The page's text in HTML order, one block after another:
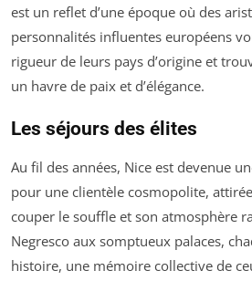
est un reflet d’une époque où des
personnalités influentes européens
rigueur de leurs pays d’origine et
un havre de paix et d’élégance.
Les séjours des élites
Au fil des années, Nice est devenue
pour une clientèle cosmopolite,
couper le souffle et son atmosphère
Negresco aux somptueux palaces,
histoire, une mémoire collective de